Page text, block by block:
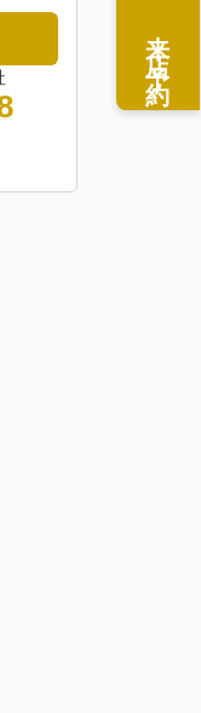
来店予約